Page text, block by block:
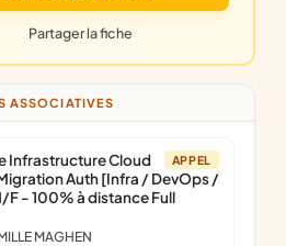
Partager la fiche
ASSOCIATIVES
APPEL
Infrastructure Cloud
Auth [Infra / DevOps /
F - 100% à distance Full
MAGHEN